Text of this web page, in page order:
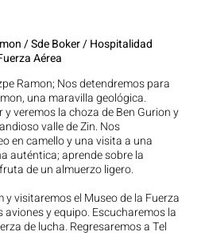
/ Sde Boker / Hospitalidad
Aérea
Ramon; Nos detendremos para
una maravilla geológica.
y veremos la choza de Ben Gurion y
valle de Zin. Nos
en camello y una visita a una
auténtica; aprende sobre la
de un almuerzo ligero.
visitaremos el Museo de la Fuerza
aviones y equipo. Escucharemos la
de lucha. Regresaremos a Tel